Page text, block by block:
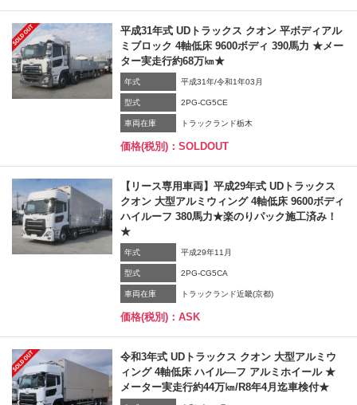
平成31年式 UDトラックス クオン 平ボディアル
ミブロック 4軸低床 9600ボディ 390馬力 ★メー
ター実走行約68万㎞★
年式 平成31年/令和1年03月
型式 2PG-CG5CE
車両在庫 トラックランド栃木
価格(税別)：SOLDOUT
【リース専用車両】平成29年式 UDトラックス
クオン 大型アルミウィング 4軸低床 9600ボディ
ハイルーフ 380馬力★楽のりパック施工済み！
★
年式 平成29年11月
型式 2PG-CG5CA
車両在庫 トラックランド近畿(京都)
価格(税別)：ASK
令和3年式 UDトラックス クオン 大型アルミウ
ィング 4軸低床 ハイル―フ アルミホイール ★
メーター実走行約44万㎞/R8年4月迄車検付★